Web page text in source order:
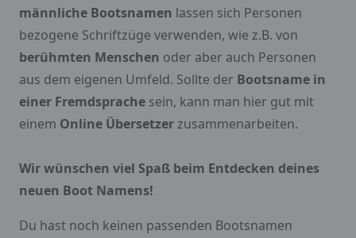
männliche Bootsnamen lassen sich Personen
bezogene Schriftzüge verwenden, wie z.B. von
berühmten Menschen oder aber auch Personen
aus dem eigenen Umfeld. Sollte der Bootsname in
einer Fremdsprache sein, kann man hier gut mit
einem Online Übersetzerzusammenarbeiten.
Wir wünschen viel Spaß beim Entdecken deines
neuen Boot Namens!
Du hast noch keinen passenden Bootsnamen